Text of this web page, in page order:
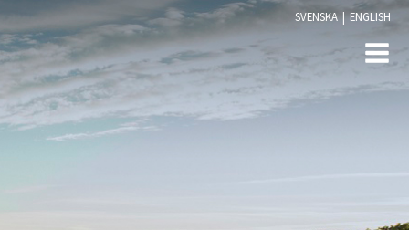
SVENSKA | ENGLISH